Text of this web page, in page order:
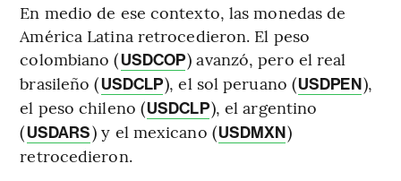
En medio de ese contexto, las monedas de
América Latina retrocedieron. El peso
colombiano (USDCOP) avanzó, pero el real
brasileño (USDCLP), el sol peruano (USDPEN),
el peso chileno (USDCLP), el argentino
(USDARS) y el mexicano (USDMXN)
retrocedieron.